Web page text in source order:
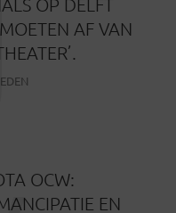
OP DELFT
AF VAN
OCW:
EN